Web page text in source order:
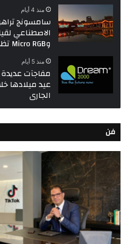
منذ 4 أيام
سامسونج
الاصطناعي
وMicro RGB تظهر لأول مرة عالميًا
منذ 5 أيام
عيد
الجارى
فن